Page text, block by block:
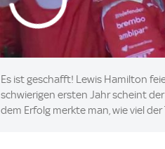
Es ist geschafft! Lewis Hamilton
schwierigen ersten Jahr scheint
dem Erfolg merkte man, wie viel